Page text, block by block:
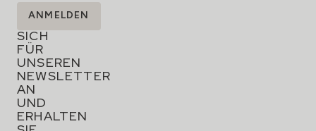
MELDEN
SIE
SICH
FÜR
UNSEREN
NEWSLETTER
AN
UND
ERHALTEN
ANMELDEN